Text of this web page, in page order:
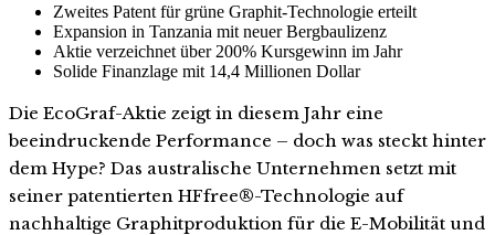
Zweites Patent für grüne Graphit-Technologie erteilt
Expansion in Tanzania mit neuer Bergbaulizenz
Aktie verzeichnet über 200% Kursgewinn im Jahr
Solide Finanzlage mit 14,4 Millionen Dollar
Die EcoGraf-Aktie zeigt in diesem Jahr eine
beeindruckende Performance – doch was steckt hinter
dem Hype? Das australische Unternehmen setzt mit
seiner patentierten HFfree®-Technologie auf
nachhaltige Graphitproduktion für die E-Mobilität und